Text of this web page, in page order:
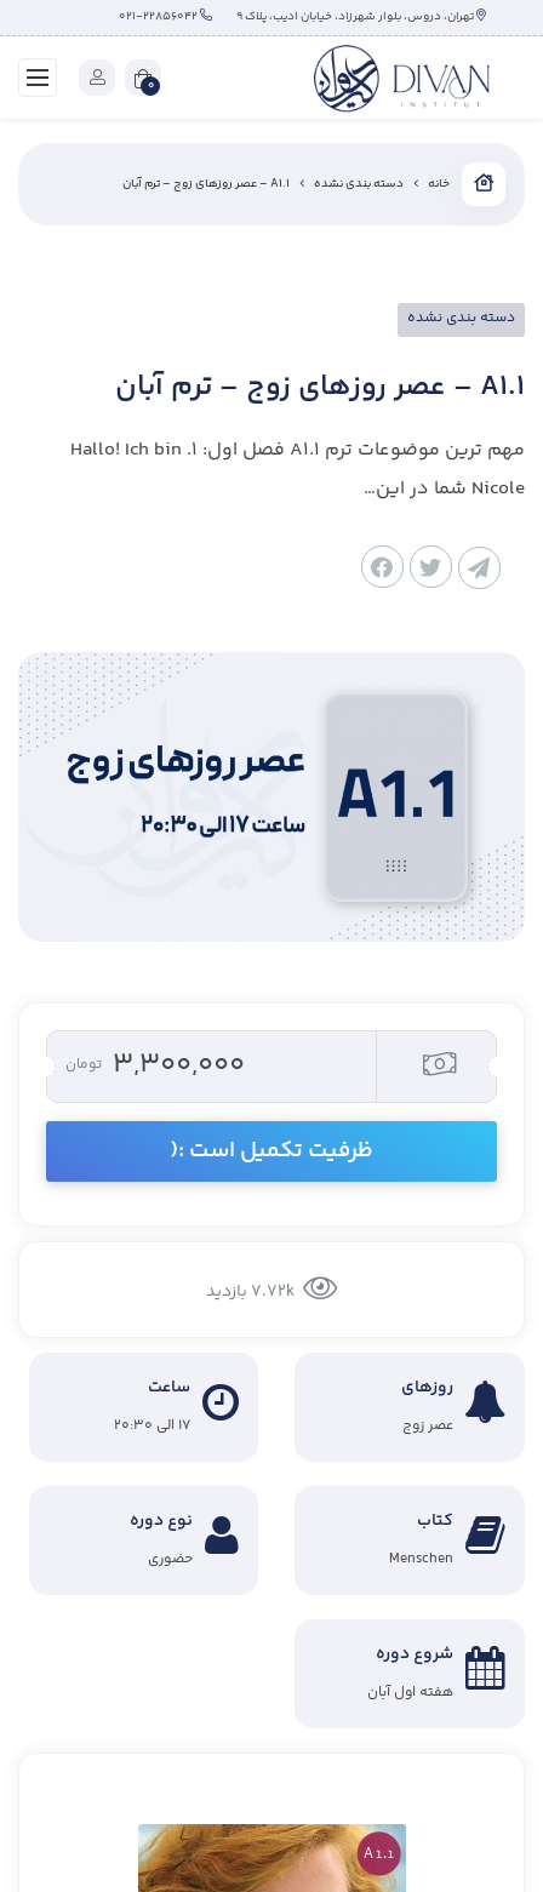
تهران، دروس، بلوار شهرزاد، خیابان ادیب، پلاک ۹
0
خانه دسته بندی نشده A1.1 – عصر روزهای زوج – ترم آبان
دسته بندی نشده
A1.1 – عصر روزهای زوج – ترم آبان
مهم ترین موضوعات ترم A1.1 فصل اول: 1. Hallo! Ich bin
Nicole شما در این…
۳,۳۰۰,۰۰۰ تومان
ظرفیت تکمیل است :(
روزهای
عصر زوج
ساعت
۱۷ الی ۲۰:۳۰
کتاب
Menschen
نوع دوره
حضوری
شروع دوره
هفته اول آبان